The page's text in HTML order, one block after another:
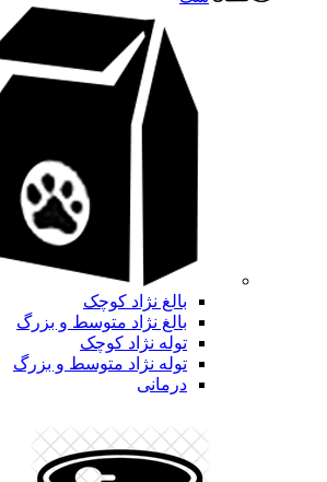
بالغ نژاد کوچک
بالغ نژاد متوسط و بزرگ
توله نژاد کوچک
توله نژاد متوسط و بزرگ
درمانی